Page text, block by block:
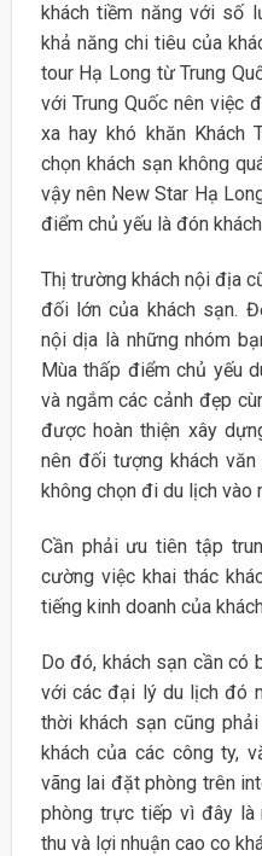
khách tiềm năng với số
khả năng chi tiêu của
tour Hạ Long từ Trung
với Trung Quốc nên việc
xa hay khó khăn Khách
chọn khách sạn không
vậy nên New Star Hạ
điểm chủ yếu là đón
Thị trường khách nội địa
đối lớn của khách sạn.
nội dịa là những nhóm
Mùa thấp điểm chủ yếu
và ngắm các cảnh đẹp
được hoàn thiện xây
nên đối tượng khách
không chọn đi du lịch vào
Cần phải ưu tiên tập
cường việc khai thác
tiếng kinh doanh của
Do đó, khách sạn cần có
với các đại lý du lịch đó
thời khách sạn cũng
khách của các công ty,
vãng lai đặt phòng trên
phòng trực tiếp vì đây là
thu và lợi nhuận cao co